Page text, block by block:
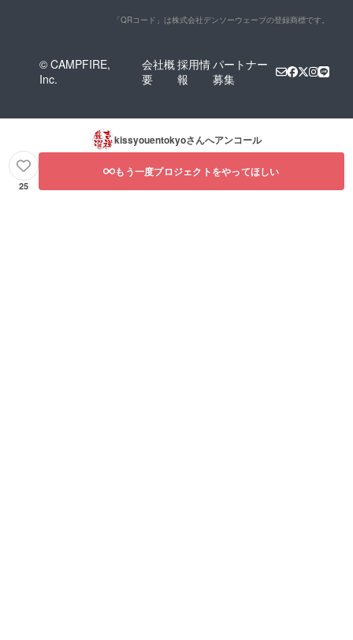
「QRコード」は株式会社デンソーウェーブの登録商標です。
© CAMPFIRE,
Inc.
会社概
要
採用情
報
パートナー
募集
kissyouentokyoさんへアンコール
25
もう一度プロジェクトをやってほしい